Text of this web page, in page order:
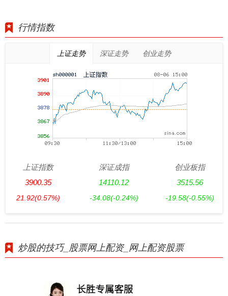
行情指数
上证走势 深证走势 创业走势
上证指数
3900.35
21.92(0.57%)
深证成指
14110.12
-34.08(-0.24%)
创业板指
3515.56
-19.58(-0.55%)
炒股的技巧_股票网上配资_网上配资股票